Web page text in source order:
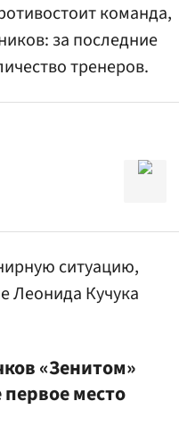
команда,
за последние
тренеров.
ситуацию,
Леонида Кучука
«Зенитом»
место